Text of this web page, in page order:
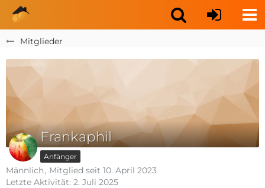
Mitglieder
Frankaphil
Anfänger
Männlich
Mitglied seit 10. April 2023
Letzte Aktivität: 2. Juli 2025